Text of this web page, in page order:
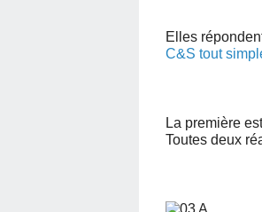
Elles
C&S tout
La première
Toutes deux